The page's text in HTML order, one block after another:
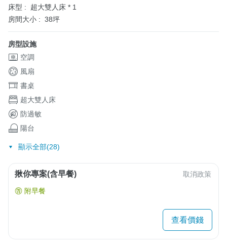
床型 :
超大雙人床 * 1
房間大小 : 38坪
房型設施
空調
風扇
書桌
超大雙人床
防過敏
陽台
顯示全部(28)
揪你專案(含早餐) 取消政策
附早餐
查看價錢